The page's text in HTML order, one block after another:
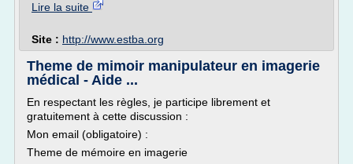
Lire la suite
Site : http://www.estba.org
Theme de mimoir manipulateur en imagerie
médical - Aide ...
En respectant les règles, je participe librement et
gratuitement à cette discussion :
Mon email (obligatoire) :
Theme de mémoire en imagerie